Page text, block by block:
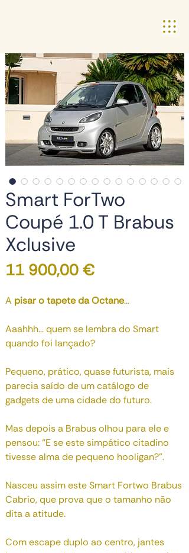
Smart ForTwo
Coupé 1.0 T Brabus
Xclusive
11 900,00 €Preço
A pisar o tapete da Octane…
Aaahhh… quem se lembra do Smart
quando foi lançado?
Pequeno, prático, quase futurista, mais
parecia saído de um catálogo de
gadgets de uma cidade do futuro.
Mas depois a Brabus olhou para ele e
pensou: “E se este simpático citadino
tivesse alma de pequeno hooligan?”.
Nasceu assim este Smart Fortwo Brabus
Cabrio, que prova que o tamanho não
dita a atitude.
Com escape duplo ao centro, jantes